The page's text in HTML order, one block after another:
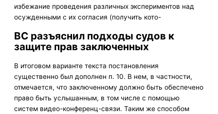
избежание проведения различных экспериментов над
осужденными с их согласия (получить кото-
ВС разъяснил подходы судов к
защите прав заключенных
В итоговом варианте текста постановления
существенно был дополнен п. 10. В нем, в частности,
отмечается, что заключенному должно быть обеспечено
право быть услышанным, в том числе с помощью
систем видео-конференц-связи. Таким же способом